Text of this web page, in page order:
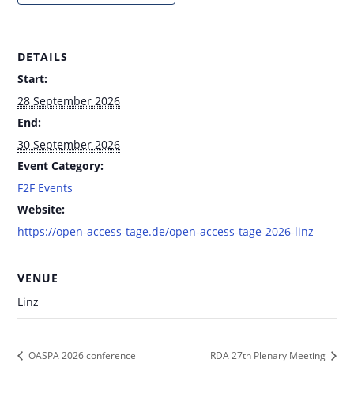
DETAILS
Start:
28 September 2026
End:
30 September 2026
Event Category:
F2F Events
Website:
https://open-access-tage.de/open-access-tage-2026-linz
VENUE
Linz
OASPA 2026 conference RDA 27th Plenary Meeting